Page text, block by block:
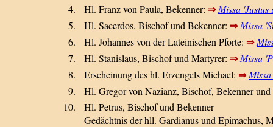
4.
Hl. Franz von Paula, Bekenner: ⇒Missa 'Justus
5.
Hl. Sacerdos, Bischof und Bekenner: ⇒Missa
6.
Hl. Johannes von der Lateinischen Pforte: ⇒
7.
Hl. Stanislaus, Bischof und Martyrer: ⇒Missa
8.
Erscheinung des hl. Erzengels Michael: ⇒
9.
Hl. Gregor von Nazianz, Bischof, Bekenner
10.
Hl. Petrus, Bischof und Bekenner
Gedächtnis der hll. Gardianus und Epimachus,